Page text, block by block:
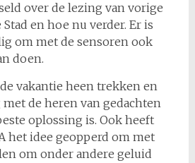
over de lezing van vorige
en hoe nu verder. Er is
om met de sensoren ook
doen.
vakantie heen trekken en
de heren van gedachten
oplossing is. Ook heeft
het idee geopperd om met
om onder andere geluid